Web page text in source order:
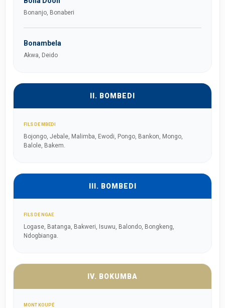
Bonanjo, Bonaberi
Bonambela
Akwa, Deido
II. BOMBEDI
FILS DE MBEDI
Bojongo, Jebale, Malimba, Ewodi, Pongo, Bankon, Mongo,
Balole, Bakem.
III. BOMBEDI
FILS DE NGAE
Logase, Batanga, Bakweri, Isuwu, Balondo, Bongkeng,
Ndogbianga.
IV. BOKUMBA
MONT KOUPÉ